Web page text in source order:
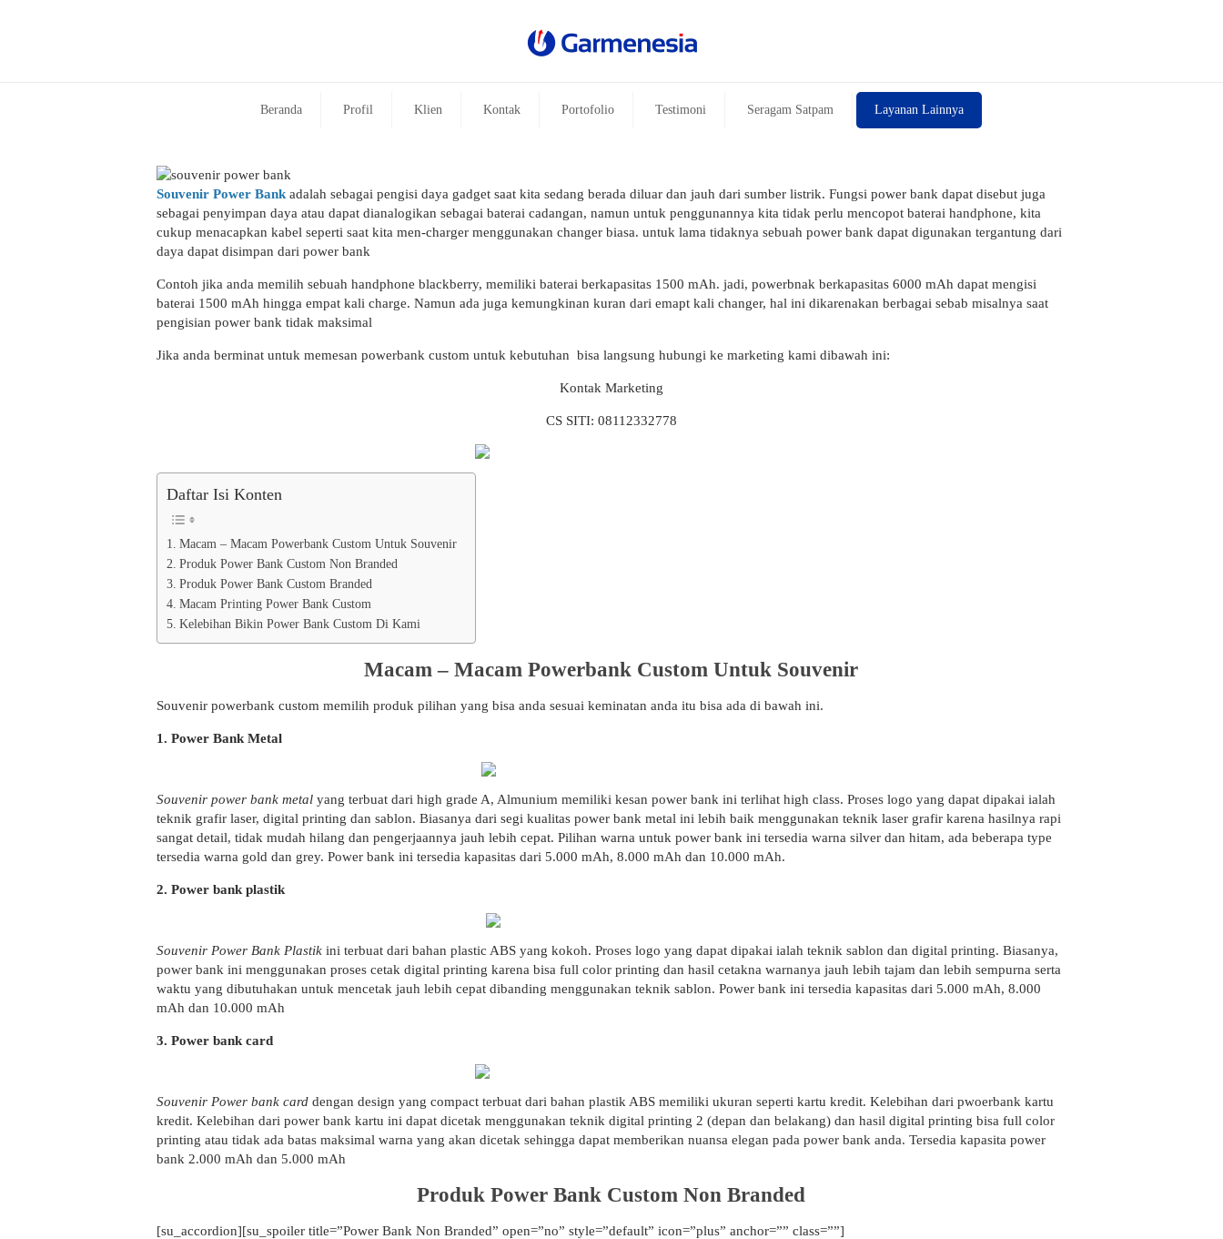
Beranda Profil Klien Kontak Portofolio Testimoni Seragam Satpam Layanan Lainnya
Souvenir Power Bank adalah sebagai pengisi daya gadget saat kita sedang berada diluar dan jauh dari sumber listrik. Fungsi power bank dapat disebut juga
sebagai penyimpan daya atau dapat dianalogikan sebagai baterai cadangan, namun untuk penggunannya kita tidak perlu mencopot baterai handphone, kita
cukup menacapkan kabel seperti saat kita men-charger menggunakan changer biasa. untuk lama tidaknya sebuah power bank dapat digunakan tergantung dari
daya dapat disimpan dari power bank
Contoh jika anda memilih sebuah handphone blackberry, memiliki baterai berkapasitas 1500 mAh. jadi, powerbnak berkapasitas 6000 mAh dapat mengisi
baterai 1500 mAh hingga empat kali charge. Namun ada juga kemungkinan kuran dari emapt kali changer, hal ini dikarenakan berbagai sebab misalnya saat
pengisian power bank tidak maksimal
Jika anda berminat untuk memesan powerbank custom untuk kebutuhan bisa langsung hubungi ke marketing kami dibawah ini:
Kontak Marketing
CS SITI: 08112332778
Daftar Isi Konten
Macam – Macam Powerbank Custom Untuk Souvenir
Produk Power Bank Custom Non Branded
Produk Power Bank Custom Branded
Macam Printing Power Bank Custom
Kelebihan Bikin Power Bank Custom Di Kami
Macam – Macam Powerbank Custom Untuk Souvenir
Souvenir powerbank custom memilih produk pilihan yang bisa anda sesuai keminatan anda itu bisa ada di bawah ini.
1. Power Bank Metal
Souvenir power bank metal yang terbuat dari high grade A, Almunium memiliki kesan power bank ini terlihat high class. Proses logo yang dapat dipakai ialah
teknik grafir laser, digital printing dan sablon. Biasanya dari segi kualitas power bank metal ini lebih baik menggunakan teknik laser grafir karena hasilnya rapi
sangat detail, tidak mudah hilang dan pengerjaannya jauh lebih cepat. Pilihan warna untuk power bank ini tersedia warna silver dan hitam, ada beberapa type
tersedia warna gold dan grey. Power bank ini tersedia kapasitas dari 5.000 mAh, 8.000 mAh dan 10.000 mAh.
2. Power bank plastik
Souvenir Power Bank Plastik ini terbuat dari bahan plastic ABS yang kokoh. Proses logo yang dapat dipakai ialah teknik sablon dan digital printing. Biasanya,
power bank ini menggunakan proses cetak digital printing karena bisa full color printing dan hasil cetakna warnanya jauh lebih tajam dan lebih sempurna serta
waktu yang dibutuhakan untuk mencetak jauh lebih cepat dibanding menggunakan teknik sablon. Power bank ini tersedia kapasitas dari 5.000 mAh, 8.000
mAh dan 10.000 mAh
3. Power bank card
Souvenir Power bank card dengan design yang compact terbuat dari bahan plastik ABS memiliki ukuran seperti kartu kredit. Kelebihan dari pwoerbank kartu
kredit. Kelebihan dari power bank kartu ini dapat dicetak menggunakan teknik digital printing 2 (depan dan belakang) dan hasil digital printing bisa full color
printing atau tidak ada batas maksimal warna yang akan dicetak sehingga dapat memberikan nuansa elegan pada power bank anda. Tersedia kapasita power
bank 2.000 mAh dan 5.000 mAh
Produk Power Bank Custom Non Branded
[su_accordion][su_spoiler title=”Power Bank Non Branded” open=”no” style=”default” icon=”plus” anchor=”” class=””]